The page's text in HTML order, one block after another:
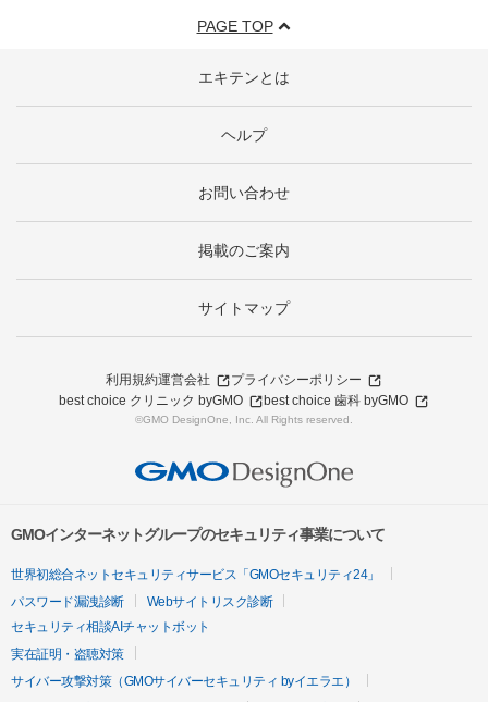
PAGE TOP
エキテンとは
ヘルプ
お問い合わせ
掲載のご案内
サイトマップ
利用規約運営会社
プライバシーポリシー
best choice クリニック byGMO
best choice 歯科 byGMO
©GMO DesignOne, Inc. All Rights reserved.
GMOインターネットグループのセキュリティ事業について
世界初総合ネットセキュリティサービス「GMOセキュリティ24」
パスワード漏洩診断
Webサイトリスク診断
セキュリティ相談AIチャットボット
実在証明・盗聴対策
サイバー攻撃対策（GMOサイバーセキュリティ byイエラエ）